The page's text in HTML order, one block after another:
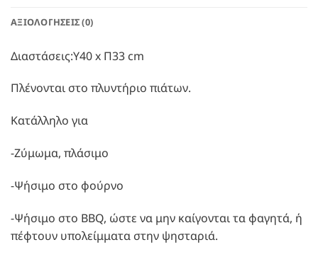
ΑΞΙΟΛΟΓΉΣΕΙΣ (0)
Διαστάσεις:Υ40 x Π33 cm
Πλένονται στο πλυντήριο πιάτων.
Κατάλληλο για
-Ζύμωμα, πλάσιμο
-Ψήσιμο στο φούρνο
-Ψήσιμο στο BBQ, ώστε να μην καίγονται τα φαγητά, ή
πέφτουν υπολείμματα στην ψησταριά.